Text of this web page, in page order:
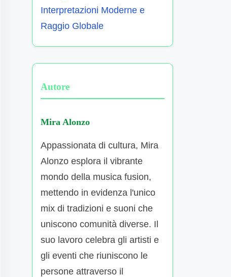
Interpretazioni Moderne e
Raggio Globale
Autore
Mira Alonzo
Appassionata di cultura, Mira
Alonzo esplora il vibrante
mondo della musica fusion,
mettendo in evidenza l'unico
mix di tradizioni e suoni che
uniscono comunità diverse. Il
suo lavoro celebra gli artisti e
gli eventi che riuniscono le
persone attraverso il